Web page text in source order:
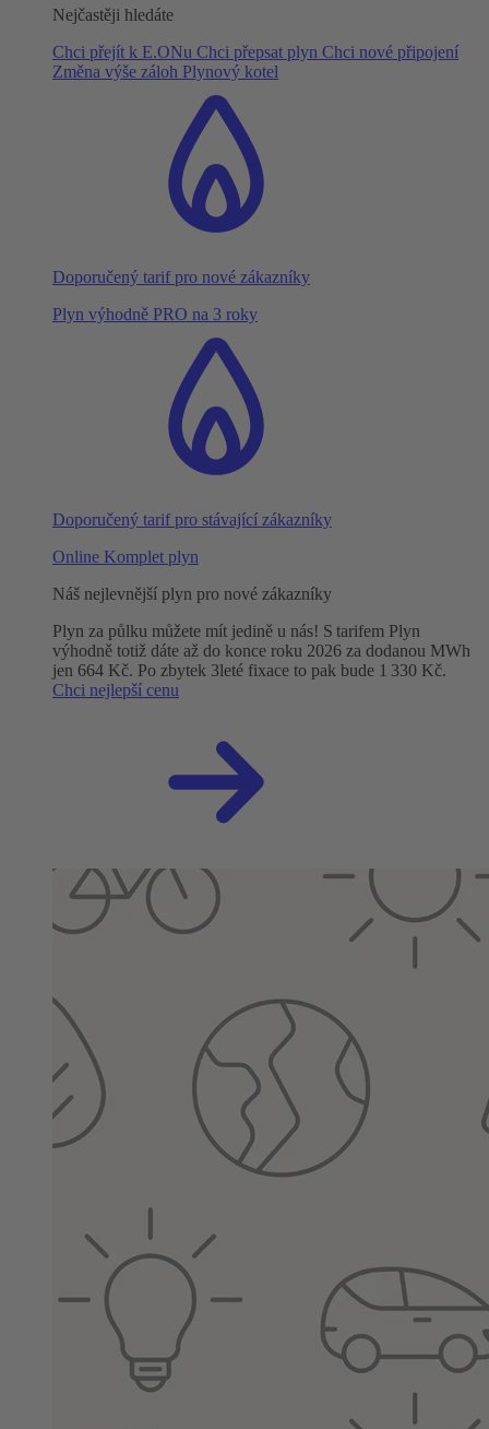
Nejčastěji hledáte
Chci přejít k E.ONu Chci přepsat plyn Chci nové připojení
Změna výše záloh Plynový kotel
Doporučený tarif pro nové zákazníky
Plyn výhodně PRO na 3 roky
Doporučený tarif pro stávající zákazníky
Online Komplet plyn
Náš nejlevnější plyn pro nové zákazníky
Plyn za půlku můžete mít jedině u nás! S tarifem Plyn
výhodně totiž dáte až do konce roku 2026 za dodanou MWh
jen 664 Kč. Po zbytek 3leté fixace to pak bude 1 330 Kč.
Chci nejlepší cenu